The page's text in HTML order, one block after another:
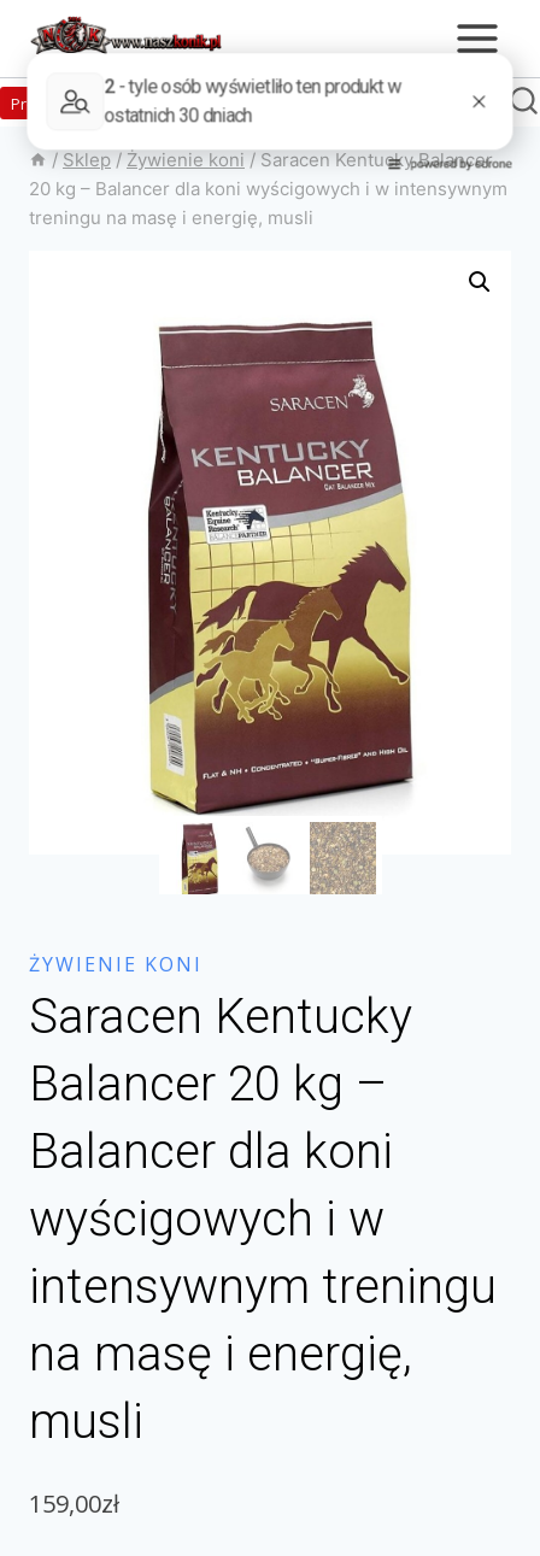
Produkty w sklepie Zaloguj 0
/ Sklep / Żywienie koni / Saracen Kentucky Balancer
20 kg – Balancer dla koni wyścigowych i w intensywnym
treningu na masę i energię, musli
ŻYWIENIE KONI
Saracen Kentucky
Balancer 20 kg –
Balancer dla koni
wyścigowych i w
intensywnym treningu
na masę i energię,
musli
159,00zł